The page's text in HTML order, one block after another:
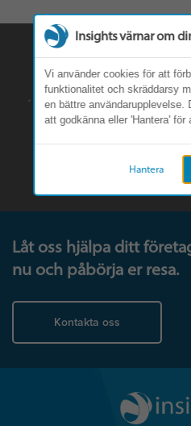
Låt oss hjälpa ditt
nu och påbörja er resa.
Kontakta oss
Insights värnar om
Vi använder cookies för att
funktionalitet och skräddarsy
en bättre användarupplevelse.
att godkänna eller 'Hantera' för
Hantera